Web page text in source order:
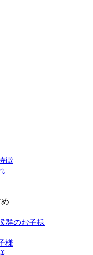
徴
群のお子様
様